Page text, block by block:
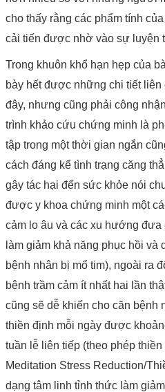
cho thấy rằng các phẩm tính
cải tiến được nhờ vào sự luyện
Trong khuôn khổ hạn hẹp của
bày hết được những chi tiết liên
đây, nhưng cũng phải công
trình khảo cứu chứng minh là
tập trong một thời gian ngắn
cách đáng kể tình trạng căng
gây tác hại đến sức khỏe nói
được y khoa chứng minh một
cảm lo âu và các xu hướng
làm giảm khả năng phục hồi và
bệnh nhân bị mổ tim), ngoài ra
bệnh trầm cảm ít nhất hai lần
cũng sẽ dễ khiến cho căn bệnh
thiền định mỗi ngày được
tuần lễ liên tiếp (theo phép
Meditation Stress Reduction/
dạng tâm linh tỉnh thức làm